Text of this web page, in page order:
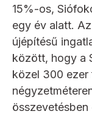
15%-os,
egy év alatt.
újépítésű
között, hogy a
közel 300